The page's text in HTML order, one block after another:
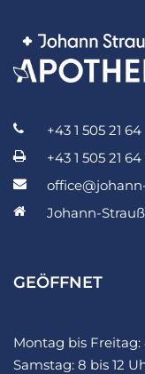
+43 1 505 21 64
+43 1 505 21 64
Johann-
GEÖFFNET
Montag bis Freitag:
Samstag: 8 bis 12